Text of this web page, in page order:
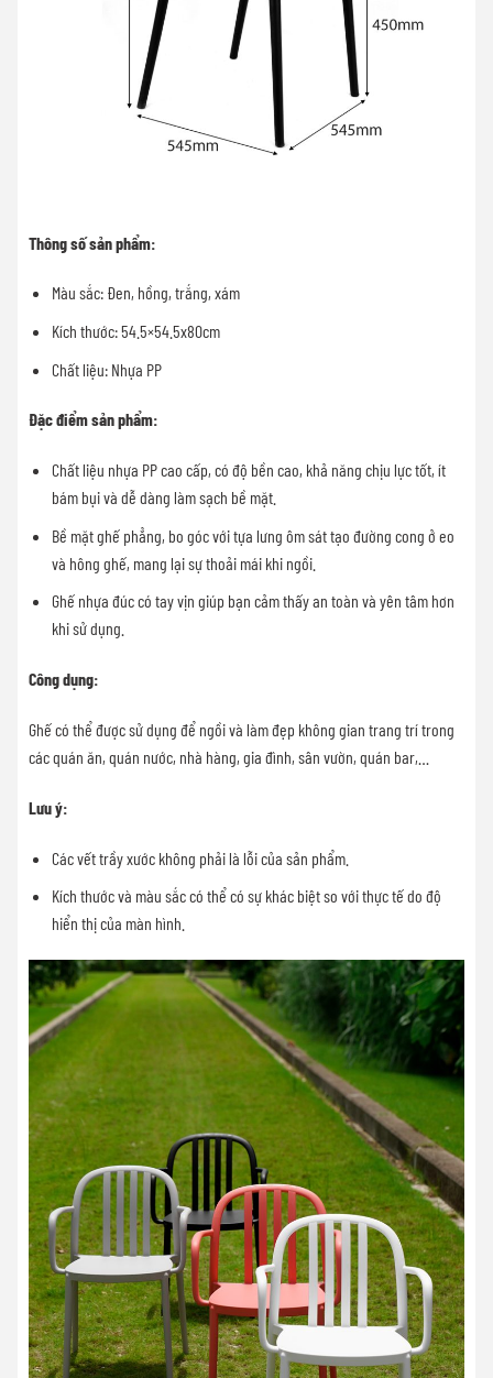
Thông số sản phẩm:
Màu sắc: Đen, hồng, trắng, xám
Kích thước: 54.5×54.5x80cm
Chất liệu: Nhựa PP
Đặc điểm sản phẩm:
Chất liệu nhựa PP cao cấp, có độ bền cao, khả năng chịu lực tốt, ít
bám bụi và dễ dàng làm sạch bề mặt.
Bề mặt ghế phẳng, bo góc với tựa lưng ôm sát tạo đường cong ở eo
và hông ghế, mang lại sự thoải mái khi ngồi.
Ghế nhựa đúc có tay vịn giúp bạn cảm thấy an toàn và yên tâm hơn
khi sử dụng.
Công dụng:
Ghế có thể được sử dụng để ngồi và làm đẹp không gian trang trí trong
các quán ăn, quán nước, nhà hàng, gia đình, sân vườn, quán bar,…
Lưu ý:
Các vết trầy xước không phải là lỗi của sản phẩm.
Kích thước và màu sắc có thể có sự khác biệt so với thực tế do độ
hiển thị của màn hình.